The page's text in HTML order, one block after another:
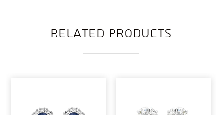
Related products